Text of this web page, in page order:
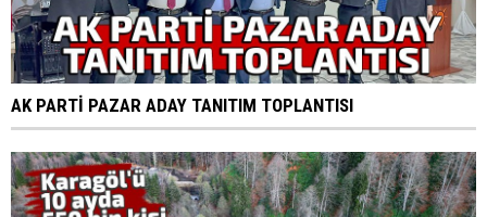
AK PARTİ PAZAR ADAY TANITIM TOPLANTISI